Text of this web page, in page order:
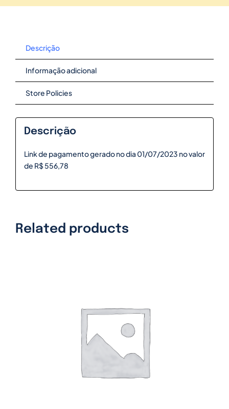
Descrição
Informação adicional
Store Policies
Descrição
Link de pagamento gerado no dia 01/07/2023 no valor
de R$ 556,78
Related products